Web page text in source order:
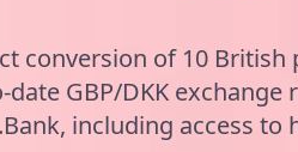
conversion of 10
GBP/DKK
Bank, including access